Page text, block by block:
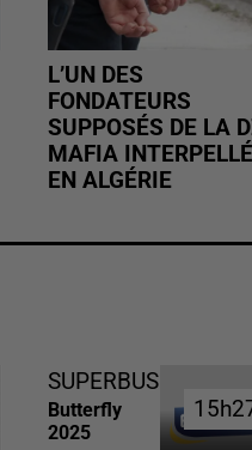
L’UN DES
FONDATEURS
SUPPOSÉS DE LA
MAFIA INTERPELLÉ
EN ALGÉRIE
SUPERBUS
Butterfly
2025